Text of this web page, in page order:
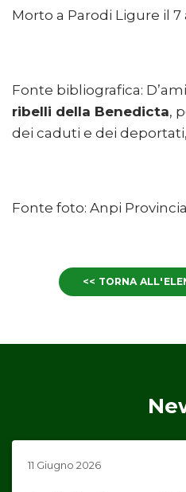
Morto a Parodi Ligure il 7
Fonte bibliografica:
ribelli della Benedicta,
dei caduti e dei
Fonte foto: Anpi
<< TORNA
11 Giugno 2026